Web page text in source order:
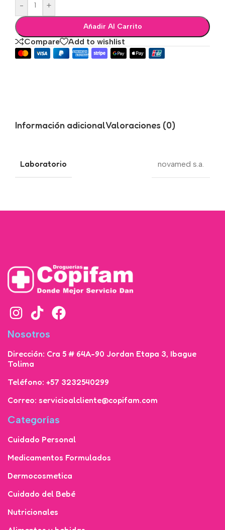
- +
Añadir Al Carrito
Compare Add to wishlist
Información adicionalValoraciones (0)
Laboratorio novamed s.a.
Nosotros
Dirección: Cra 5 # 64A-90 Jordan Etapa 3, Ibague
Tolima
Teléfono: +57 3232540299
Correo: servicioalcliente@copifam.com
Categorías
Cuidado Personal
Medicamentos Formulados
Dermocosmetica
Cuidado del Bebé
Nutricionales